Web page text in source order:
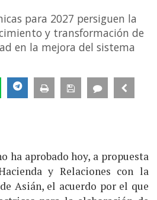
para 2027 persiguen la
y transformación de
en la mejora del sistema
ha aprobado hoy, a propuesta
y Relaciones con la
Asián, el acuerdo por el que